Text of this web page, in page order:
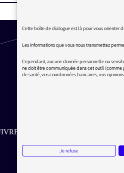
SUR LES RÉSEAUX
Aller sur la page Facebook de la Médiatrice
Aller sur la page Twitter de la Médiatrice
Aller sur la page Instagram de la
Cette boîte de dialogue est là pour vous orienter
Les informations que vous nous transmettez
Cependant, aucune donnée personnelle ou
ne doit être communiquée dans cet outil
de santé, vos coordonnées bancaires, vos
Je refuse